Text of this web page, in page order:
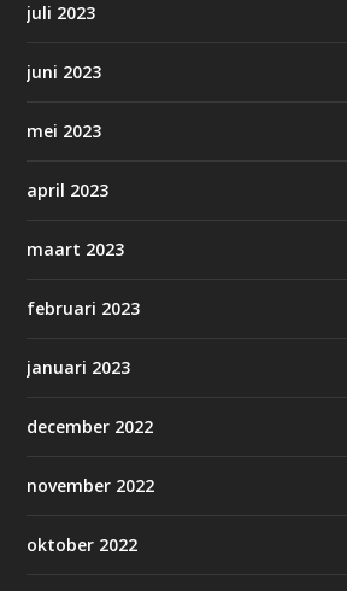
juli 2023
juni 2023
mei 2023
april 2023
maart 2023
februari 2023
januari 2023
december 2022
november 2022
oktober 2022